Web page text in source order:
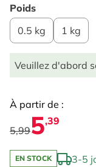
Poids
0.5 kg
1 kg
Veuillez d'abord
À partir de :
5,995,39
EN STOCK 3-5